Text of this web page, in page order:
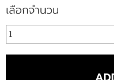
เลือกจำนวน